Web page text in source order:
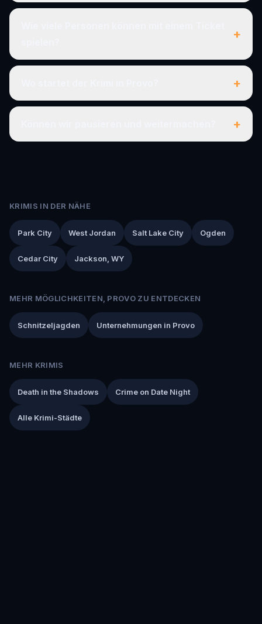
+
+
+
KRIMIS IN DER NÄHE
Park City West Jordan Salt Lake City Ogden
Cedar City Jackson, WY
MEHR MÖGLICHKEITEN, PROVO ZU ENTDECKEN
Schnitzeljagden Unternehmungen in Provo
MEHR KRIMIS
Death in the Shadows Crime on Date Night
Alle Krimi-Städte